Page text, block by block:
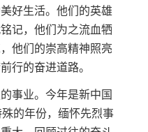
好生活。他们的英雄
记，他们为之流血牺
他们的崇高精神照亮
行的奋进道路。
事业。今年是新中国
的年份，缅怀先烈事